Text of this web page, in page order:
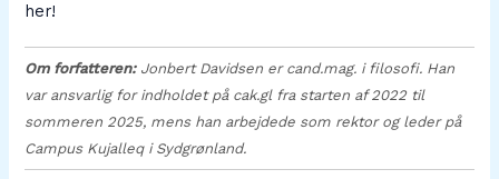
her!
Om forfatteren:Jonbert Davidsen er cand.mag. i filosofi. Han
var ansvarlig for indholdet på cak.gl fra starten af 2022 til
sommeren 2025, mens han arbejdede som rektor og leder på
Campus Kujalleq i Sydgrønland.